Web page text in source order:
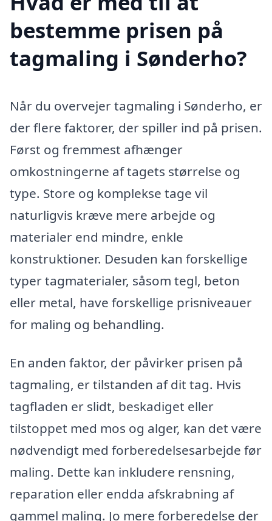
bestemme prisen på
tagmaling i Sønderho?
Når du overvejer tagmaling i Sønderho, er
der flere faktorer, der spiller ind på prisen.
Først og fremmest afhænger
omkostningerne af tagets størrelse og
type. Store og komplekse tage vil
naturligvis kræve mere arbejde og
materialer end mindre, enkle
konstruktioner. Desuden kan forskellige
typer tagmaterialer, såsom tegl, beton
eller metal, have forskellige prisniveauer
for maling og behandling.
En anden faktor, der påvirker prisen på
tagmaling, er tilstanden af dit tag. Hvis
tagfladen er slidt, beskadiget eller
tilstoppet med mos og alger, kan det være
nødvendigt med forberedelsesarbejde før
maling. Dette kan inkludere rensning,
reparation eller endda afskrabning af
gammel maling. Jo mere forberedelse der